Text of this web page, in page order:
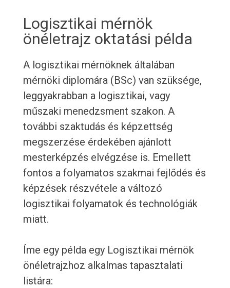
Logisztikai mérnök
önéletrajz oktatási példa
A logisztikai mérnöknek általában
mérnöki diplomára (BSc) van szüksége,
leggyakrabban a logisztikai, vagy
műszaki menedzsment szakon. A
további szaktudás és képzettség
megszerzése érdekében ajánlott
mesterképzés elvégzése is. Emellett
fontos a folyamatos szakmai fejlődés és
képzések részvétele a változó
logisztikai folyamatok és technológiák
miatt.
Íme egy példa egy Logisztikai mérnök
önéletrajzhoz alkalmas tapasztalati
listára: